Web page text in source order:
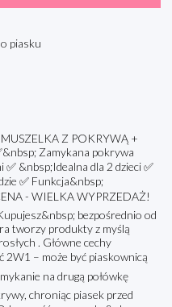
piasku
Z POKRYWĄ +
Zamykana pokrywa
&nbsp;Idealna dla 2 dzieci ✅
✅ Funkcja&nbsp;
- WIELKA WYPRZEDAŻ!
bezpośrednio od
tworzy produkty z myślą
. Główne cechy
– może być piaskownicą
na drugą połówkę
chroniąc piasek przed